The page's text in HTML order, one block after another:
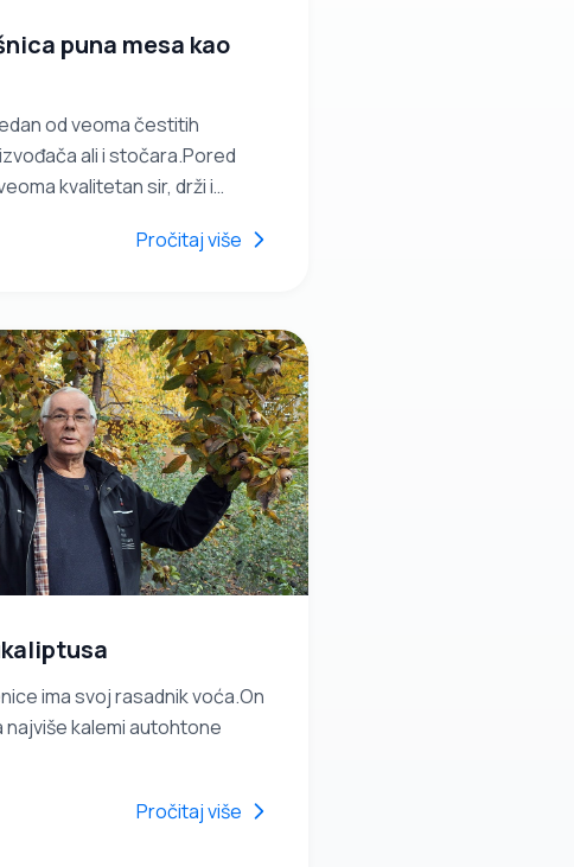
puna mesa kao
od veoma čestitih
ali i stočara.Pored
kvalitetan sir, drži i
prodao je za sedam
Pročitaj više
ima svoj rasadnik voća.On
najviše kalemi autohtone
Pročitaj više